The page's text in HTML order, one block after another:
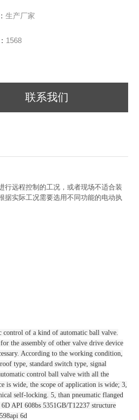
生产厂家
1568
联系我们
行远程控制的工况，或者现场不适合装
据实际工况需要选用不同功能的电动执
control of a kind of automatic ball valve.
the assembly of other valve drive device
According to the working condition,
type, standard switch type, signal
control ball valve with all the
is wide, the scope of application is wide; 3,
self-locking. 5, than pneumatic flanged
API 608bs 5351GB/T12237 structure
6d